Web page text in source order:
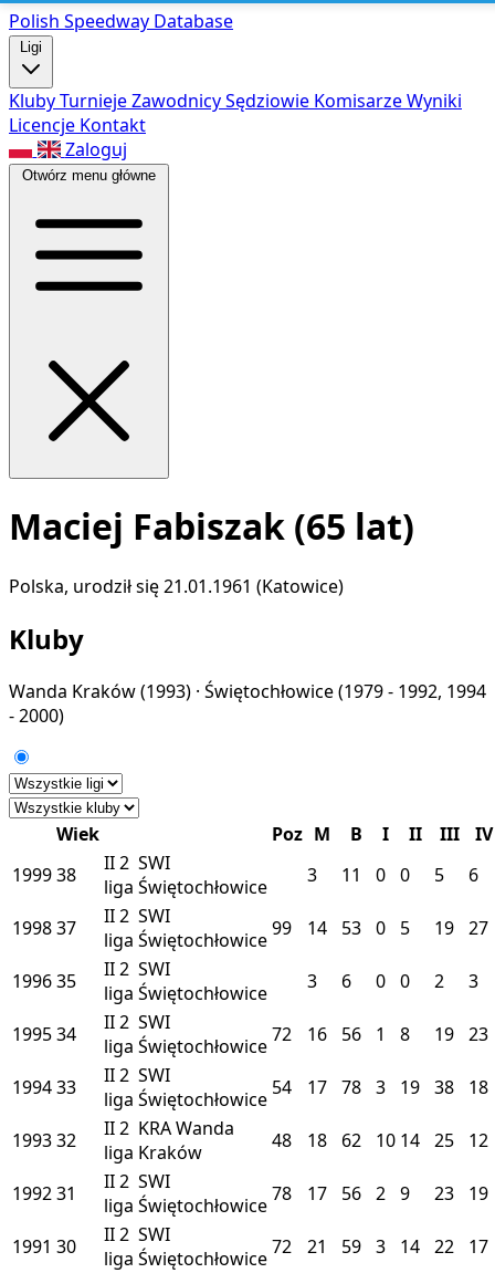
Polish Speedway Database
Ligi
KlubyTurniejeZawodnicySędziowie KomisarzeWyniki
Licencje Kontakt
Zaloguj
Otwórz menu główne
Maciej Fabiszak (65 lat)
Polska, urodził się 21.01.1961 (Katowice)
Kluby
Wanda Kraków(1993) · Świętochłowice(1979 - 1992, 1994
- 2000)
Wiek Poz M B I II III
IV
199938 II2
liga
SWI
Świętochłowice
3 11 0 0 5 6
199837 II2
liga
SWI
Świętochłowice99 14 53 0 5 19 27
199635 II2
liga
SWI
Świętochłowice
3 6 0 0 2 3
199534 II2
liga
SWI
Świętochłowice72 16 56 1 8 19 23
199433 II2
liga
SWI
Świętochłowice 54 17 78 3 19 38 18
199332 II2
liga
KRAWanda
Kraków
48 18 62 10 14 25 12
199231 II2
liga
SWI
Świętochłowice78 17 56 2 9 23 19
1991 30 II2
liga
SWI
Świętochłowice72 21 59 3 14 22 17